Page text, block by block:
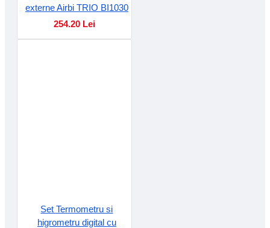
externe Airbi TRIO BI1030
254.20 Lei
Set Termometru si
higrometru digital cu